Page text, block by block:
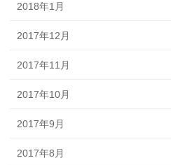
2018年1月
2017年12月
2017年11月
2017年10月
2017年9月
2017年8月